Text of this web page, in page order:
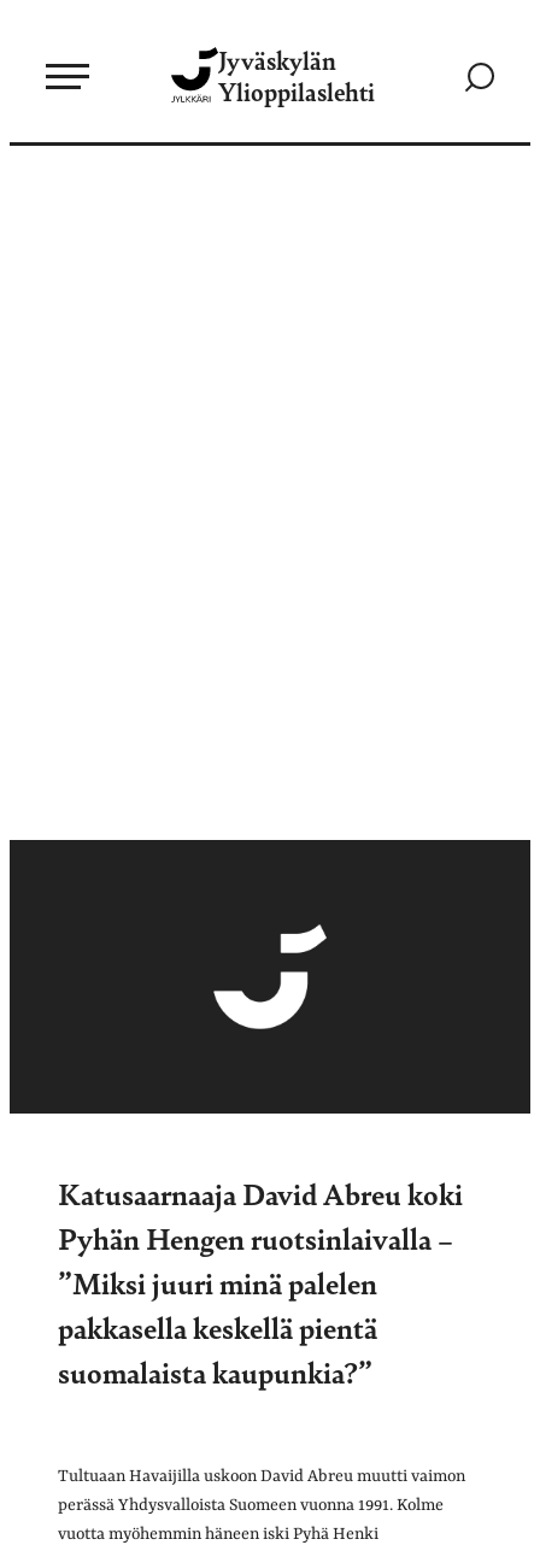
sisältöön
Jyväskylän
Ylioppilaslehti
Siirry
Katusaarnaaja David Abreu koki
Pyhän Hengen ruotsinlaivalla –
”Miksi juuri minä palelen
pakkasella keskellä pientä
suomalaista kaupunkia?”
Tultuaan Havaijilla uskoon David Abreu muutti vaimon
perässä Yhdysvalloista Suomeen vuonna 1991. Kolme
vuotta myöhemmin häneen iski Pyhä Henki